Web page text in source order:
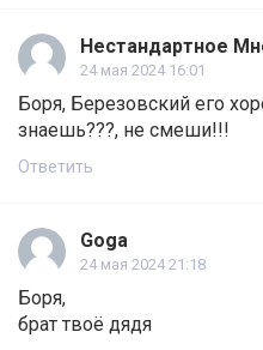
Нестандартное
24 мая 2024 16:01
Боря, Березовский его
знаешь???, не смеши!!!
Ответить
Goga
24 мая 2024 21:18
Боря,
брат твоё дядя